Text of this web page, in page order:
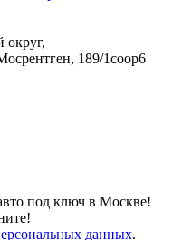
округ,
189/1соор6
под ключ в Москве!
данных.